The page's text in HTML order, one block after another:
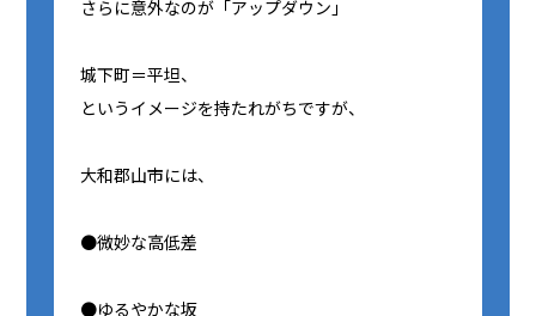
さらに意外なのが「アップダウン」
城下町＝平坦、
というイメージを持たれがちですが、
大和郡山市には、
●微妙な高低差
●ゆるやかな坂